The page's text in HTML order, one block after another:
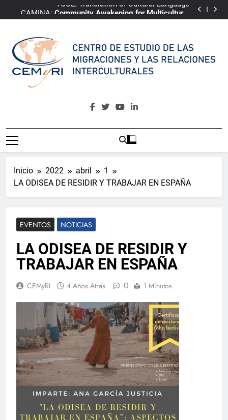
al
CAMINA: Community Awakening for Multicultural
Integrative Narrative of Almería
ePRI4ALL
CAMINA:Community Awakening for Multicultural
Integrative Narrative of Almería
ePRI4ALL
Centro De Estudio De Las Migraciones Y Las Relaciones
Inicio 2022 abril
1
LA ODISEA DE RESIDIR Y TRABAJAR EN ESPAÑA
EVENTOS NOTICIAS
LA ODISEA DE RESIDIR Y
TRABAJAR EN ESPAÑA
CEMyRI 4 Años Atrás 0 1 Minutos